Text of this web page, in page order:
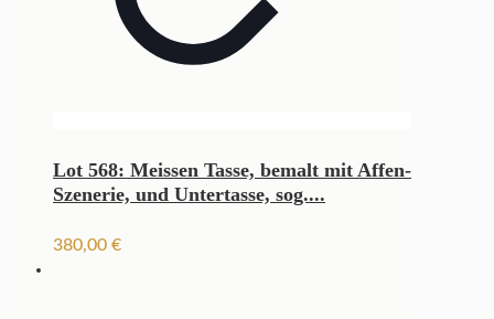
Lot 568: Meissen Tasse, bemalt mit Affen-
Szenerie, und Untertasse, sog....
380,00 €